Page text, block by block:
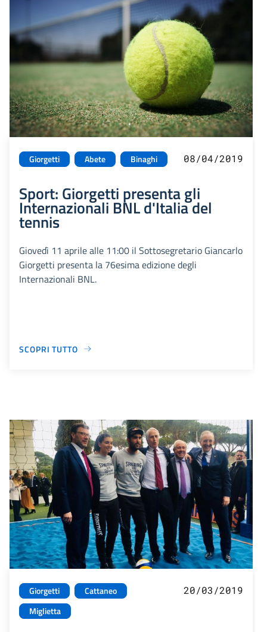
Giorgetti Abete Binaghi 08/04/2019
Sport: Giorgetti presenta gli
Internazionali BNL d'Italia del
tennis
Giovedì 11 aprile alle 11:00 il Sottosegretario Giancarlo
Giorgetti presenta la 76esima edizione degli
Internazionali BNL.
SCOPRI TUTTO
Giorgetti
Cattaneo
Miglietta
20/03/2019